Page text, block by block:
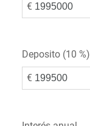
€
Deposito (10 %)
€